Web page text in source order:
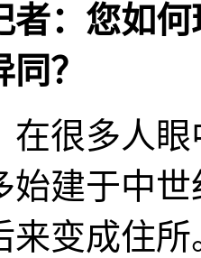
者：您如
？
在很多人
始建于中
来变成住